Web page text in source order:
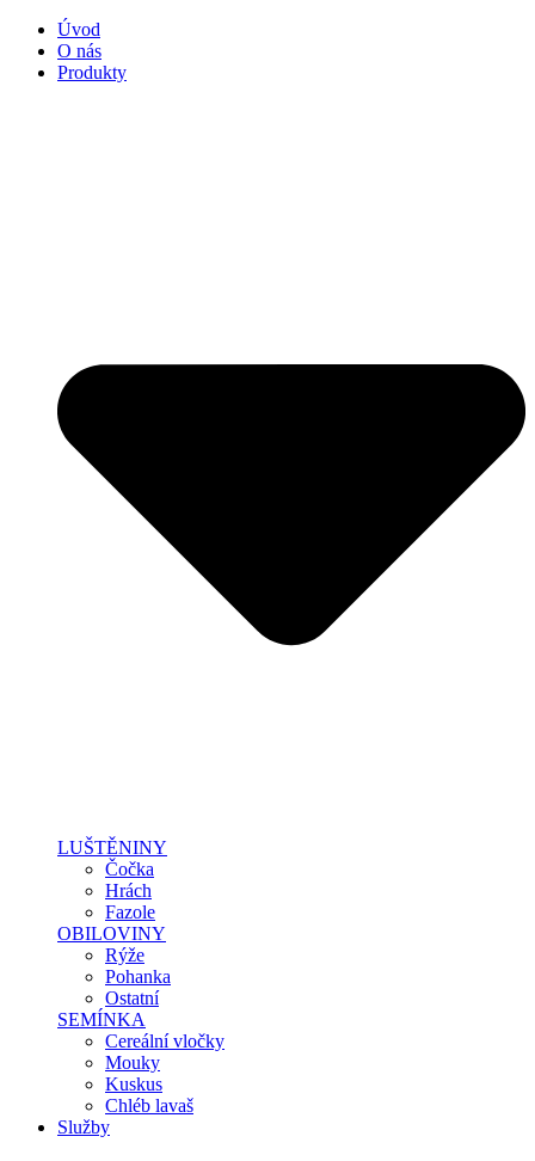
Úvod
O nás
Produkty
LUŠTĚNINY
Čočka
Hrách
Fazole
OBILOVINY
Rýže
Pohanka
Ostatní
SEMÍNKA
Cereální vločky
Mouky
Kuskus
Chléb lavaš
Služby